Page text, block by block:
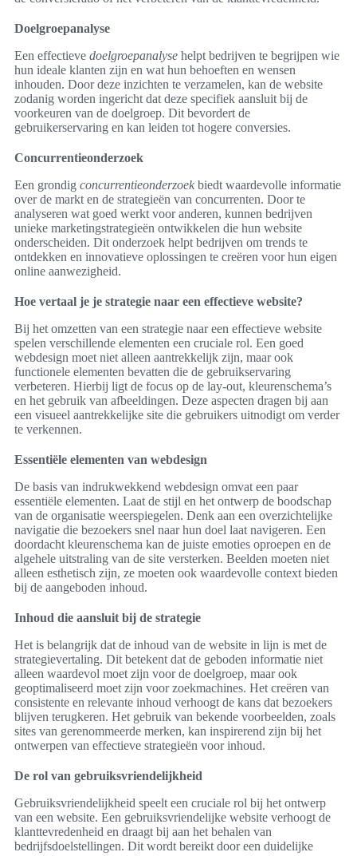
Doelgroepanalyse
Een effectieve doelgroepanalyse helpt bedrijven te begrijpen wie
hun ideale klanten zijn en wat hun behoeften en wensen
inhouden. Door deze inzichten te verzamelen, kan de website
zodanig worden ingericht dat deze specifiek aansluit bij de
voorkeuren van de doelgroep. Dit bevordert de
gebruikerservaring en kan leiden tot hogere conversies.
Concurrentieonderzoek
Een grondig concurrentieonderzoek biedt waardevolle informatie
over de markt en de strategieën van concurrenten. Door te
analyseren wat goed werkt voor anderen, kunnen bedrijven
unieke marketingstrategieën ontwikkelen die hun website
onderscheiden. Dit onderzoek helpt bedrijven om trends te
ontdekken en innovatieve oplossingen te creëren voor hun eigen
online aanwezigheid.
Hoe vertaal je je strategie naar een effectieve website?
Bij het omzetten van een strategie naar een effectieve website
spelen verschillende elementen een cruciale rol. Een goed
webdesign moet niet alleen aantrekkelijk zijn, maar ook
functionele elementen bevatten die de gebruikservaring
verbeteren. Hierbij ligt de focus op de lay-out, kleurenschema’s
en het gebruik van afbeeldingen. Deze aspecten dragen bij aan
een visueel aantrekkelijke site die gebruikers uitnodigt om verder
te verkennen.
Essentiële elementen van webdesign
De basis van indrukwekkend webdesign omvat een paar
essentiële elementen. Laat de stijl en het ontwerp de boodschap
van de organisatie weerspiegelen. Denk aan een overzichtelijke
navigatie die bezoekers snel naar hun doel laat navigeren. Een
doordacht kleurenschema kan de juiste emoties oproepen en de
algehele uitstraling van de site versterken. Beelden moeten niet
alleen esthetisch zijn, ze moeten ook waardevolle context bieden
bij de aangeboden inhoud.
Inhoud die aansluit bij de strategie
Het is belangrijk dat de inhoud van de website in lijn is met de
strategievertaling. Dit betekent dat de geboden informatie niet
alleen waardevol moet zijn voor de doelgroep, maar ook
geoptimaliseerd moet zijn voor zoekmachines. Het creëren van
consistente en relevante inhoud verhoogt de kans dat bezoekers
blijven terugkeren. Het gebruik van bekende voorbeelden, zoals
sites van gerenommeerde merken, kan inspirerend zijn bij het
ontwerpen van effectieve strategieën voor inhoud.
De rol van gebruiksvriendelijkheid
Gebruiksvriendelijkheid speelt een cruciale rol bij het ontwerp
van een website. Een gebruiksvriendelijke website verhoogt de
klanttevredenheid en draagt bij aan het behalen van
bedrijfsdoelstellingen. Dit wordt bereikt door een duidelijke